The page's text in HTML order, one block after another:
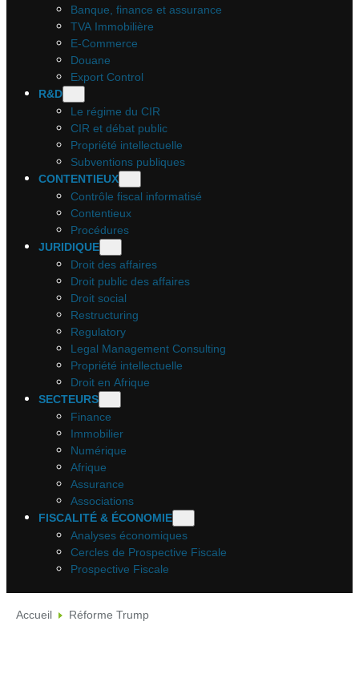
Banque, finance et assurance
TVA Immobilière
E-Commerce
Douane
Export Control
R&D
Le régime du CIR
CIR et débat public
Propriété intellectuelle
Subventions publiques
CONTENTIEUX
Contrôle fiscal informatisé
Contentieux
Procédures
JURIDIQUE
Droit des affaires
Droit public des affaires
Droit social
Restructuring
Regulatory
Legal Management Consulting
Propriété intellectuelle
Droit en Afrique
SECTEURS
Finance
Immobilier
Numérique
Afrique
Assurance
Associations
FISCALITÉ & ÉCONOMIE
Analyses économiques
Cercles de Prospective Fiscale
Prospective Fiscale
Accueil Réforme Trump